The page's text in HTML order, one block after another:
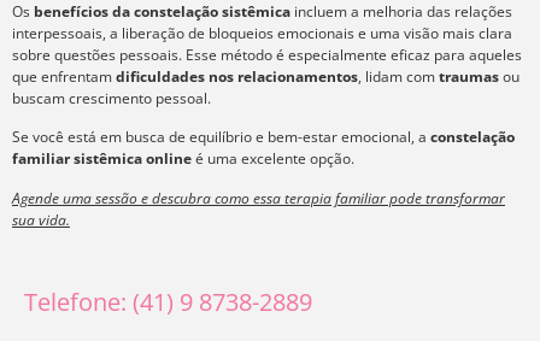
Os benefícios da constelação sistêmica incluem a melhoria das relações
interpessoais, a liberação de bloqueios emocionais e uma visão mais clara
sobre questões pessoais. Esse método é especialmente eficaz para aqueles
que enfrentamdificuldades nos relacionamentos, lidam comtraumasou
buscam crescimento pessoal.
Se você está em busca de equilíbrio e bem-estar emocional, a constelação
familiar sistêmica onlineé uma excelente opção.
Agende uma sessão e descubra como essa terapia familiar pode transformar
sua vida.
Telefone: (41) 9 8738-2889